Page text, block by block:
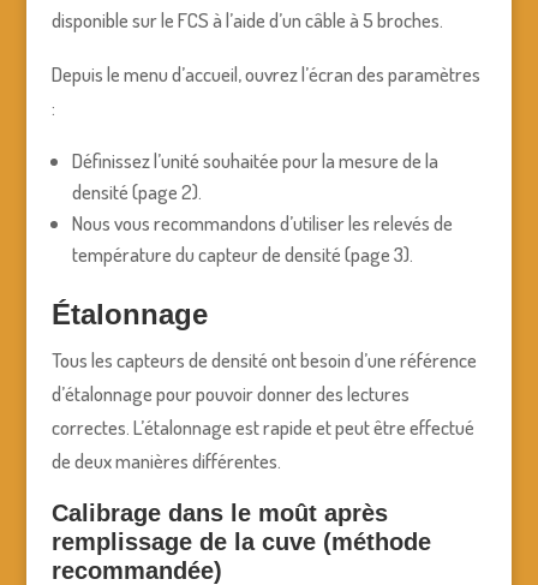
disponible sur le FCS à l’aide d’un câble à 5 broches.
Depuis le menu d’accueil, ouvrez l’écran des paramètres
:
Définissez l’unité souhaitée pour la mesure de la
densité (page 2).
Nous vous recommandons d’utiliser les relevés de
température du capteur de densité (page 3).
Étalonnage
Tous les capteurs de densité ont besoin d’une référence
d’étalonnage pour pouvoir donner des lectures
correctes. L’étalonnage est rapide et peut être effectué
de deux manières différentes.
Calibrage dans le moût après
remplissage de la cuve (méthode
recommandée)